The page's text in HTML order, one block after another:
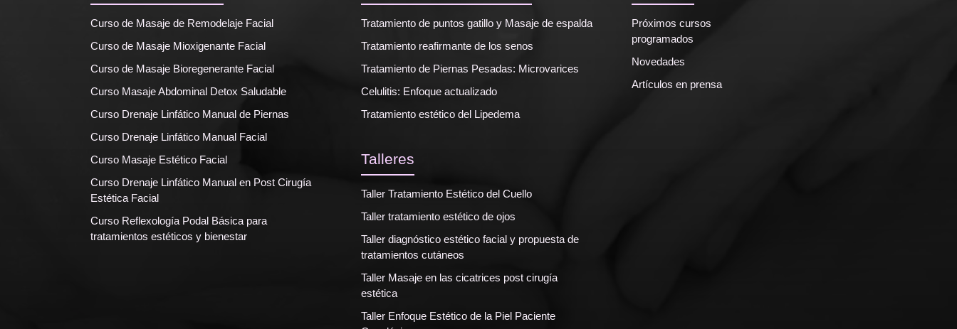
Curso de Masaje de Remodelaje Facial
Curso de Masaje Mioxigenante Facial
Curso de Masaje Bioregenerante Facial
Curso Masaje Abdominal Detox Saludable
Curso Drenaje Linfático Manual de Piernas
Curso Drenaje Linfático Manual Facial
Curso Masaje Estético Facial
Curso Drenaje Linfático Manual en Post Cirugía
Estética Facial
Curso Reflexología Podal Básica para
tratamientos estéticos y bienestar
Tratamiento de puntos gatillo y Masaje de espalda
Tratamiento reafirmante de los senos
Tratamiento de Piernas Pesadas: Microvarices
Celulitis: Enfoque actualizado
Tratamiento estético del Lipedema
Talleres
Taller Tratamiento Estético del Cuello
Taller tratamiento estético de ojos
Taller diagnóstico estético facial y propuesta de
tratamientos cutáneos
Taller Masaje en las cicatrices post cirugía
estética
Taller Enfoque Estético de la Piel Paciente
Próximos cursos
programados
Novedades
Artículos en prensa